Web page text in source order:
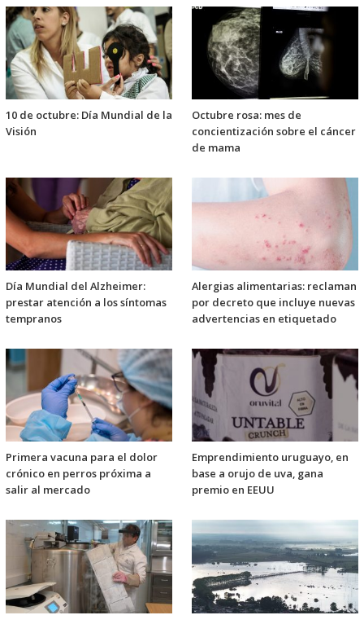
10 de octubre: Día Mundial de la
Visión
Octubre rosa: mes de
concientización sobre el cáncer
de mama
Día Mundial del Alzheimer:
prestar atención a los síntomas
tempranos
Alergias alimentarias: reclaman
por decreto que incluye nuevas
advertencias en etiquetado
Primera vacuna para el dolor
crónico en perros próxima a
salir al mercado
Emprendimiento uruguayo, en
base a orujo de uva, gana
premio en EEUU